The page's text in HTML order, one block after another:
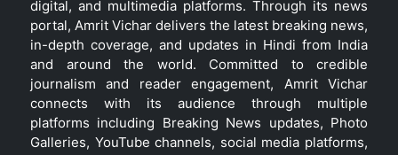
digital, and multimedia platforms. Through its news
portal, Amrit Vichar delivers the latest breaking news,
in-depth coverage, and updates in Hindi from India
and around the world. Committed to credible
journalism and reader engagement, Amrit Vichar
connects with its audience through multiple
platforms including Breaking News updates, Photo
Galleries, YouTube channels, social media platforms,